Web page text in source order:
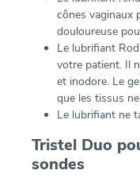
cônes vaginaux
douloureuse
Le lubrifiant
votre patient. Il
et inodore. Le
que les tissus
Le lubrifiant ne
Tristel Duo
sondes